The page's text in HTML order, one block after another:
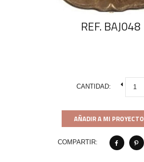
REF. BAJ048
CANTIDAD:
AÑADIR A MI PROYECTO
COMPARTIR: